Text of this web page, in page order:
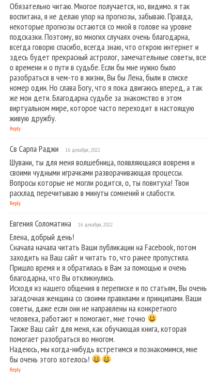
Обязательно читаю. Многое получается, но, видимо. я так
воспитана, я не делаю упор на прогнозы, забываю. Правда,
некоторые прогнозы остаются со мной в голове на уровне
подсказки. Поэтому, во многих случаях очень благодарна,
всегда говорю спасибо, всегда знаю, что открою интернет и
здесь будет прекрасный астролог, замечательные советы, все
о времени и о пути в судьбе. Если бы мне нужно было
разобраться в чем-то в жизни, Вы бы Лена, были в списке
номер один. Но слава Богу, что я пока двигаюсь вперед, а так
же мои дети. Благодарна судьбе за знакомство в этом
виртуальном мире, которое часто переходит в настоящую
живую дружбу.
Reply
Св Сарпа Раджи 16 декабря, 2022
Шувани, ты для меня волшебница, появляющаяся вовремя и
своими чудными играчками разворачивающая процессы.
Вопросы которые не могли родится, о, ты повитуха! Твои
расклад перечитываю в минуты сомнений и слабости.
Reply
Евгения Соломатина 16 декабря, 2022
Елена, добрый день!
Сначала начала читать Ваши публикации на Facebook, потом
заходить на Ваш сайт и читать то, что ранее пропустила.
Пришло время и я обратилась в Вам за помощью и очень
благодарна, что Вы откликнулись.
Исходя из нашего общения в переписке и по статьям, Вы очень
загадочная женщина со своими правилами и принципами. Ваши
советы, даже если они не направлены на конкретного
человека, работают и помогают, мне точно
Также Ваш сайт для меня, как обучающая книга, которая
помогает разобраться во многом.
Надеюсь, мы когда-нибудь встретимся и познакомимся, мне
бы очень этого хотелось!
Reply